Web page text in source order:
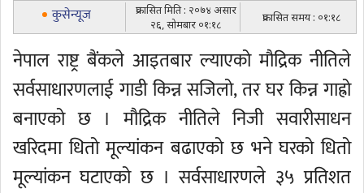
कुसेन्यूज
प्रकासित मिति : २०७४ असार
२६, सोमबार ०१:१८
प्रकासित समय : ०१:१८
नेपाल राष्ट्र बैंकले आइतबार ल्याएको मौद्रिक नीतिले
सर्वसाधारणलाई गाडी किन्न सजिलो, तर घर किन्न गाह्रो
बनाएको छ । मौद्रिक नीतिले निजी सवारीसाधन
खरिदमा धितो मूल्यांकन बढाएको छ भने घरको धितो
मूल्यांकन घटाएको छ । सर्वसाधारणले ३५ प्रतिशत